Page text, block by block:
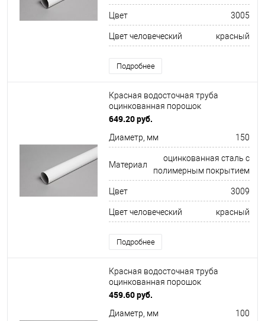
Цвет 3005
Цвет человеческий красный
Подробнее
Красная водосточная труба
оцинкованная порошок
ф150х1250мм RAL 3009
649.20 руб.
Диаметр, мм 150
Материал
оцинкованная сталь с
полимерным покрытием
Цвет 3009
Цвет человеческий красный
Подробнее
Красная водосточная труба
оцинкованная порошок
ф100х1250мм RAL 3000
459.60 руб.
Диаметр, мм 100